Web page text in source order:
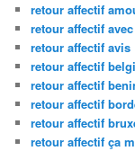
retour affectif
retour affectif
retour affectif avis
retour affectif
retour affectif
retour affectif
retour affectif
retour affectif ça